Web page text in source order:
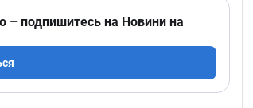
– подпишитесь на Новини на